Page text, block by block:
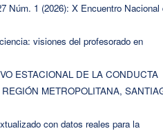
Núm. 1 (2026): X Encuentro Nacional
visiones del profesorado en
ESTACIONAL DE LA CONDUCTA
METROPOLITANA,
con datos reales para la